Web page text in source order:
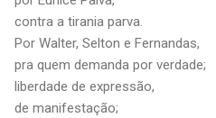
contra a tirania parva.
Por Walter, Selton e Fernandas,
pra quem demanda por verdade;
liberdade de expressão,
de manifestação;